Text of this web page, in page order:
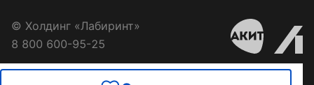
© Холдинг «Лабиринт»
8 800 600-95-25